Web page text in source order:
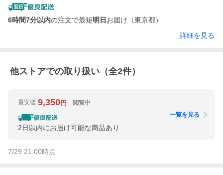
6時間7分以内の注文で最短明日 お届け（東京都）
詳細を見る
他ストアでの取り扱い（全2件）
最安値 9,350円 閲覧中
2日以内にお届け可能な商品あり
一覧を見る
7/29 21:00時点